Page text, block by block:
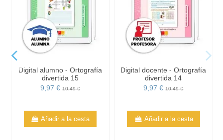
Digital alumno - Ortografía
divertida 15
9,97 € 10,49 €
Añadir a la cesta
Digital docente - Ortografía
divertida 14
9,97 €10,49 €
Añadir a la cesta